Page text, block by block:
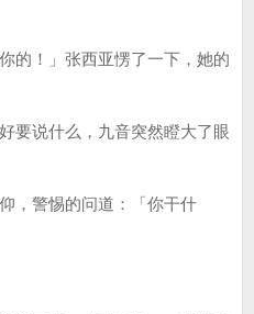
的！」张西亚愣了一下，她的
要说什么，九音突然瞪大了眼
，警惕的问道：「你干什